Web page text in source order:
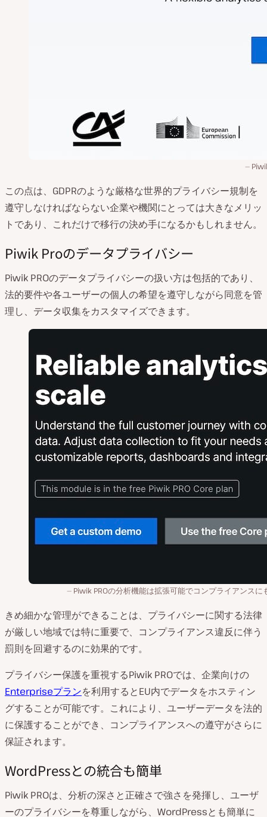
この点は、GDPRのような厳格な世界的プライバシー規制を
遵守しなければならない企業や機関にとっては大きなメリッ
トであり、これだけで移行の決め手になるかもしれません。
Piwik Proのデータプライバシー
Piwik PROのデータプライバシーの扱い方は包括的であり、
法的要件や各ユーザーの個人の希望を遵守しながら同意を管
理し、データ収集をカスタマイズできます。
Piwik PROの分析機能は拡張可能でコンプライアンスに
きめ細かな管理ができることは、プライバシーに関する法律
が厳しい地域では特に重要で、コンプライアンス違反に伴う
罰則を回避するのに効果的です。
プライバシー保護を重視するPiwik PROでは、企業向けの
Enterpriseプランを利用するとEU内でデータをホスティン
グすることが可能です。これにより、ユーザーデータを法的
に保護することができ、コンプライアンスへの遵守がさらに
保証されます。
WordPressとの統合も簡単
Piwik PROは、分析の深さと正確さで強さを発揮し、ユーザ
ーのプライバシーを尊重しながら、WordPressとも簡単に